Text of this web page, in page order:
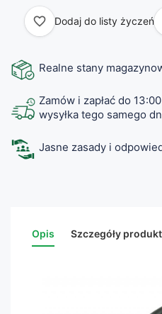
favorite_border Dodaj do listy życzeń
Realne stany
Zamów i zapłać do 13:00
wysyłka tego samego
Jasne zasady i
Opis Szczegóły